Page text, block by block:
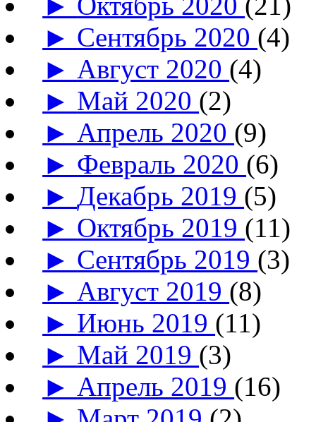
► Сентябрь 2020 (4)
► Август 2020 (4)
► Май 2020 (2)
► Апрель 2020 (9)
► Февраль 2020 (6)
►Декабрь 2019 (5)
► Октябрь 2019 (11)
► Сентябрь 2019 (3)
► Август 2019 (8)
► Июнь 2019 (11)
► Май 2019 (3)
► Апрель 2019 (16)